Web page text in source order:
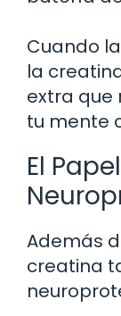
Cuando
la
extra que
tu mente
El
Además
creatina